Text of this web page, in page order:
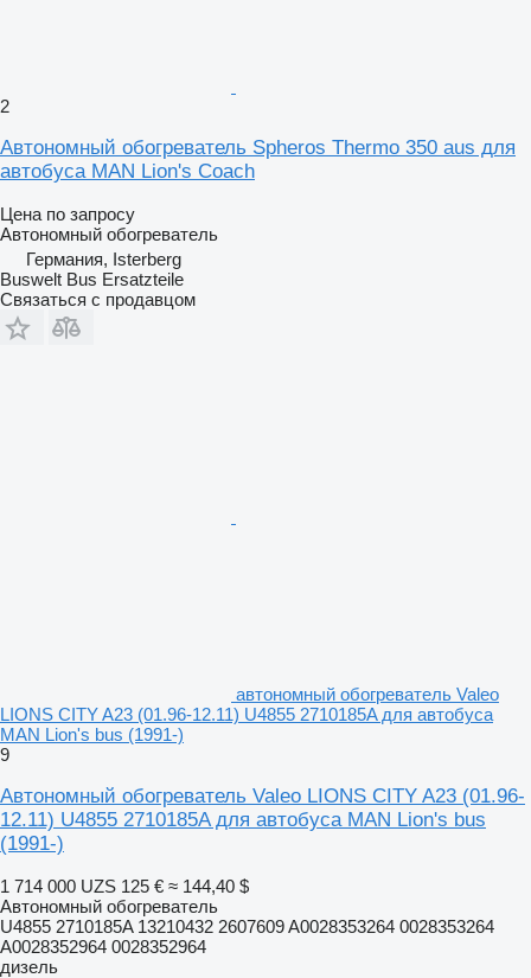
2
Автономный обогреватель Spheros Thermo 350 aus для
автобуса MAN Lion's Coach
Цена по запросу
Автономный обогреватель
Германия, Isterberg
Buswelt Bus Ersatzteile
Связаться с продавцом
автономный обогреватель Valeo
LIONS CITY A23 (01.96-12.11) U4855 2710185A для автобуса
MAN Lion's bus (1991-)
9
Автономный обогреватель Valeo LIONS CITY A23 (01.96-
12.11) U4855 2710185A для автобуса MAN Lion's bus
(1991-)
1 714 000 UZS 125 € ≈ 144,40 $
Автономный обогреватель
U4855 2710185A 13210432 2607609 A0028353264 0028353264
A0028352964 0028352964
дизель